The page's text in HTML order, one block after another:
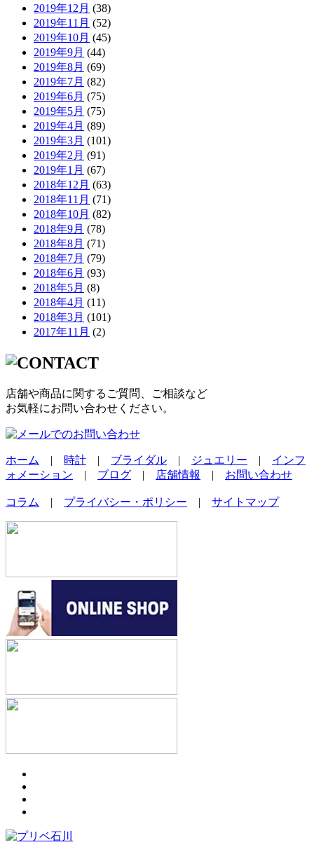
2019年12月 (38)
2019年11月 (52)
2019年10月 (45)
2019年9月 (44)
2019年8月 (69)
2019年7月 (82)
2019年6月 (75)
2019年5月 (75)
2019年4月 (89)
2019年3月 (101)
2019年2月 (91)
2019年1月 (67)
2018年12月 (63)
2018年11月 (71)
2018年10月 (82)
2018年9月 (78)
2018年8月 (71)
2018年7月 (79)
2018年6月 (93)
2018年5月 (8)
2018年4月 (11)
2018年3月 (101)
2017年11月 (2)
店舗や商品に関するご質問、ご相談など
お気軽にお問い合わせください。
ホーム | 時計 | ブライダル | ジュエリー | インフ
ォメーション | ブログ | 店舗情報 | お問い合わせ
コラム | プライバシー・ポリシー | サイトマップ